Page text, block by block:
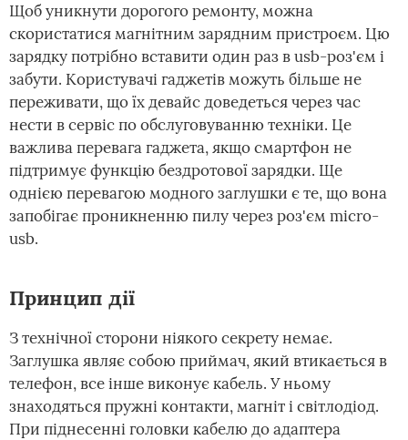
Щоб уникнути дорогого ремонту, можна
скористатися магнітним зарядним пристроєм. Цю
зарядку потрібно вставити один раз в usb-роз'єм і
забути. Користувачі гаджетів можуть більше не
переживати, що їх девайс доведеться через час
нести в сервіс по обслуговуванню техніки. Це
важлива перевага гаджета, якщо смартфон не
підтримує функцію бездротової зарядки. Ще
однією перевагою модного заглушки є те, що вона
запобігає проникненню пилу через роз'єм micro-
usb.
Принцип дії
З технічної сторони ніякого секрету немає.
Заглушка являє собою приймач, який втикається в
телефон, все інше виконує кабель. У ньому
знаходяться пружні контакти, магніт і світлодіод.
При піднесенні головки кабелю до адаптера